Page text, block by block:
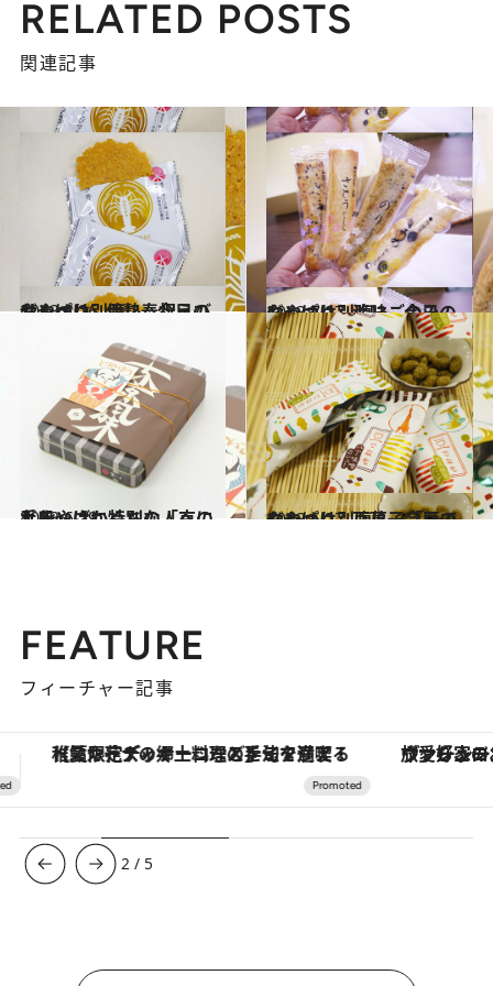
RELATED POSTS
関連記事
2013.8.16
やっぱり別腹!? 今日のおやつは…伊勢奉祝えびせんべい
グルメ 2013.7.17
やっぱり別腹!? 今日のおやつは…淡味ごのみ
グルメ
2013.6.29
九段 さかぐちの「京にしき」は 特別な人への手みやげに
グルメ 2013.6.27
やっぱり別腹!? 今日のおやつは…豆菓子「豆でなも」
グルメ
FEATURE
フィーチャー記事
ヴァシュロン・コンスタンタン「オーヴァーシーズ・オートマティック」。旅愛好家のお気に入りコレクションから、ジェンダーレスな新作が登場
3 / 5